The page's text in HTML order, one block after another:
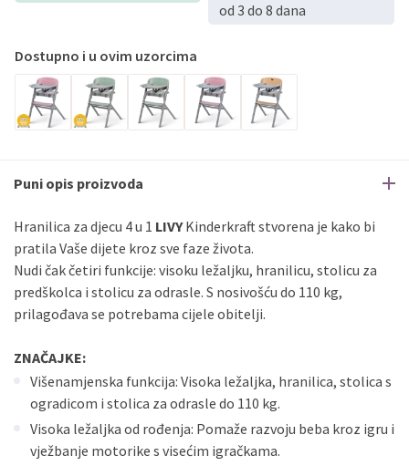
Visa Premium
Erste
Maestro
Erste
Master
Erste
Visa
Sve banke
Sve banke
Maestro
Jednokratno
ECC
Discover
od 3 do 8 dana
Dostupno i u ovim uzorcima
Puni opis proizvoda
Hranilica za djecu 4 u 1 LIVYKinderkraft stvorena je kako bi
pratila Vaše dijete kroz sve faze života.
Nudi čak četiri funkcije: visoku ležaljku, hranilicu, stolicu za
predškolca i stolicu za odrasle. S nosivošću do 110 kg,
prilagođava se potrebama cijele obitelji.
ZNAČAJKE:
Višenamjenska funkcija: Visoka ležaljka, hranilica, stolica s
ogradicom i stolica za odrasle do 110 kg.
Visoka ležaljka od rođenja: Pomaže razvoju beba kroz igru i
vježbanje motorike s visećim igračkama.